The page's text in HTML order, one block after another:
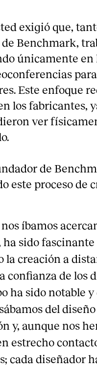
exigió que,
Benchmark,
únicamente en
Este enfoque
los fabricantes,
ver
de
este proceso de
íbamos
sido fascinante
creación a
confianza de los
ha sido notable
del
y, aunque nos
estrecho
cada diseñador